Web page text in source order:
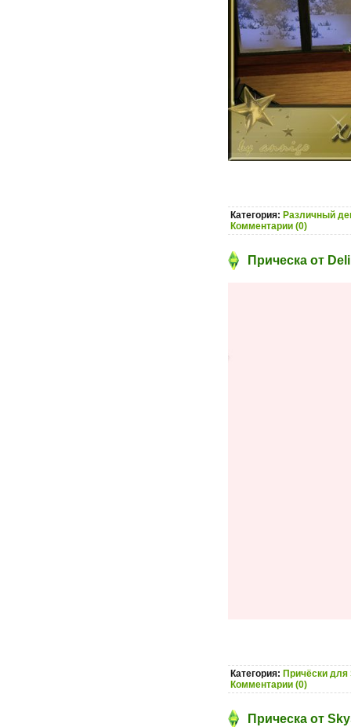
Категория: Различный
Комментарии (0)
Прическа от
Категория: Причёски для
Комментарии (0)
Прическа от